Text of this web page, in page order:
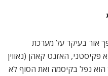
אור בעיקר על מערכת
האזנט קאהן (נאווין
הוא נפל בקיסמה ואת הסוף לא